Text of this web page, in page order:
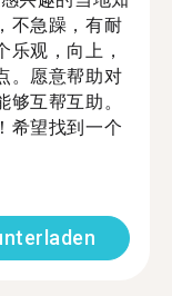
不急躁，有耐
乐观，向上，
。愿意帮助对
互帮互助。
希望找到一个